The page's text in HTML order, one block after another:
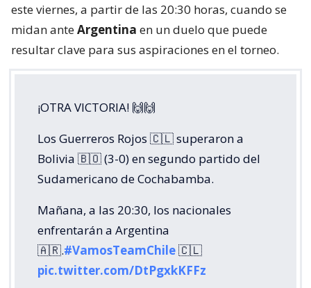
este viernes, a partir de las 20:30 horas, cuando se
midan anteArgentina en un duelo que puede
resultar clave para sus aspiraciones en el torneo.
¡OTRA VICTORIA! 🙌🙌
Los Guerreros Rojos 🇨🇱 superaron a
Bolivia 🇧🇴 (3-0) en segundo partido del
Sudamericano de Cochabamba.
Mañana, a las 20:30, los nacionales
enfrentarán a Argentina
🇦🇷.#VamosTeamChile🇨🇱
pic.twitter.com/DtPgxkKFFz